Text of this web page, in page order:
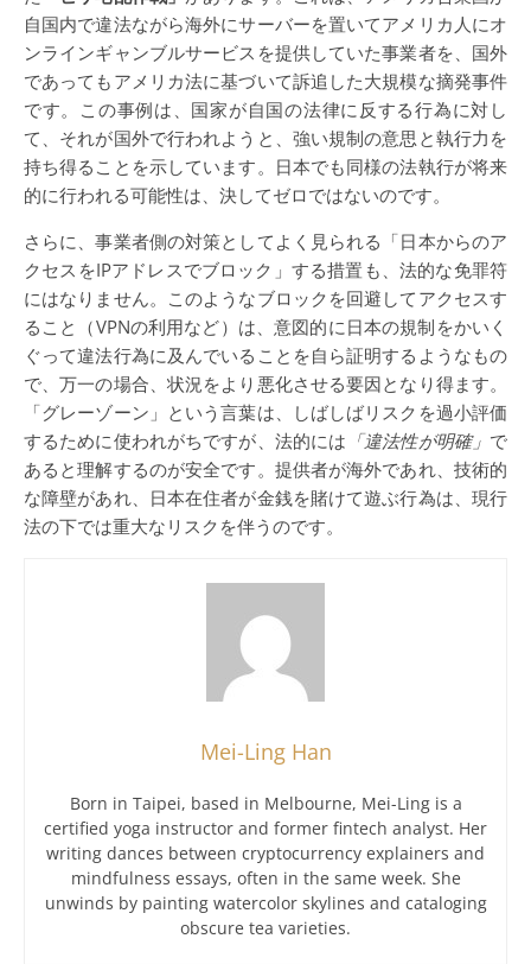
自国内で違法ながら海外にサーバーを置いてアメリカ人にオ
ンラインギャンブルサービスを提供していた事業者を、国外
であってもアメリカ法に基づいて訴追した大規模な摘発事件
です。この事例は、国家が自国の法律に反する行為に対し
て、それが国外で行われようと、強い規制の意思と執行力を
持ち得ることを示しています。日本でも同様の法執行が将来
的に行われる可能性は、決してゼロではないのです。
さらに、事業者側の対策としてよく見られる「日本からのア
クセスをIPアドレスでブロック」する措置も、法的な免罪符
にはなりません。このようなブロックを回避してアクセスす
ること（VPNの利用など）は、意図的に日本の規制をかいく
ぐって違法行為に及んでいることを自ら証明するようなもの
で、万一の場合、状況をより悪化させる要因となり得ます。
「グレーゾーン」という言葉は、しばしばリスクを過小評価
するために使われがちですが、法的には 「違法性が明確」 で
あると理解するのが安全です。提供者が海外であれ、技術的
な障壁があれ、日本在住者が金銭を賭けて遊ぶ行為は、現行
法の下では重大なリスクを伴うのです。
Mei-Ling Han
Born in Taipei, based in Melbourne, Mei-Ling is a
certified yoga instructor and former fintech analyst. Her
writing dances between cryptocurrency explainers and
mindfulness essays, often in the same week. She
unwinds by painting watercolor skylines and cataloging
obscure tea varieties.